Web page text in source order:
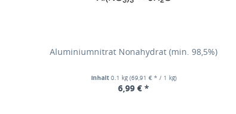
Aluminiumnitrat Nonahydrat (min. 98,5%)
Inhalt 0.1 kg(69,91 € * / 1 kg)
6,99 € *